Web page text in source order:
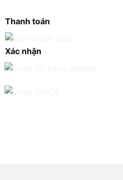
Thanh toán
Xác nhận